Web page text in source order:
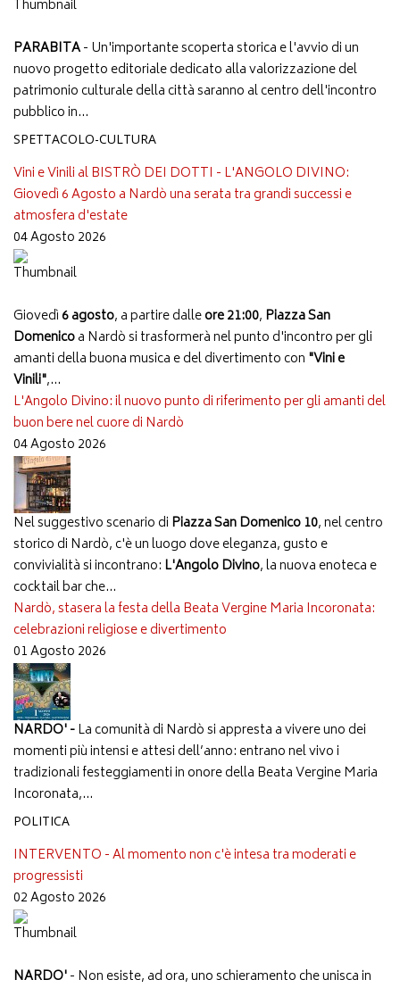
PARABITA- Un'importante scoperta storica e l'avvio di un
nuovo progetto editoriale dedicato alla valorizzazione del
patrimonio culturale della città saranno al centro dell'incontro
pubblico in...
SPETTACOLO-CULTURA
Vini e Vinili al BISTRÒ DEI DOTTI - L'ANGOLO DIVINO:
Giovedì 6 Agosto a Nardò una serata tra grandi successi e
atmosfera d'estate
04 Agosto 2026
Giovedì 6 agosto, a partire dalleore 21:00, Piazza San
Domenicoa Nardò si trasformerà nel punto d'incontro per gli
amanti della buona musica e del divertimento con "Vini e
Vinili",...
L'Angolo Divino: il nuovo punto di riferimento per gli amanti del
buon bere nel cuore di Nardò
04 Agosto 2026
Nel suggestivo scenario di Piazza San Domenico 10, nel centro
storico di Nardò, c'è un luogo dove eleganza, gusto e
convivialità si incontrano: L'Angolo Divino, la nuova enoteca e
cocktail bar che...
Nardò, stasera la festa della Beata Vergine Maria Incoronata:
celebrazioni religiose e divertimento
01 Agosto 2026
NARDO' -La comunità di Nardò si appresta a vivere uno dei
momenti più intensi e attesi dell’anno: entrano nel vivo i
tradizionali festeggiamenti in onore della Beata Vergine Maria
Incoronata,...
POLITICA
INTERVENTO - Al momento non c'è intesa tra moderati e
progressisti
02 Agosto 2026
NARDO'- Non esiste, ad ora, uno schieramento che unisca in